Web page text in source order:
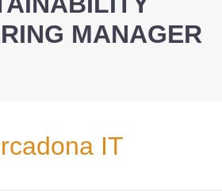
MANAGER
IT